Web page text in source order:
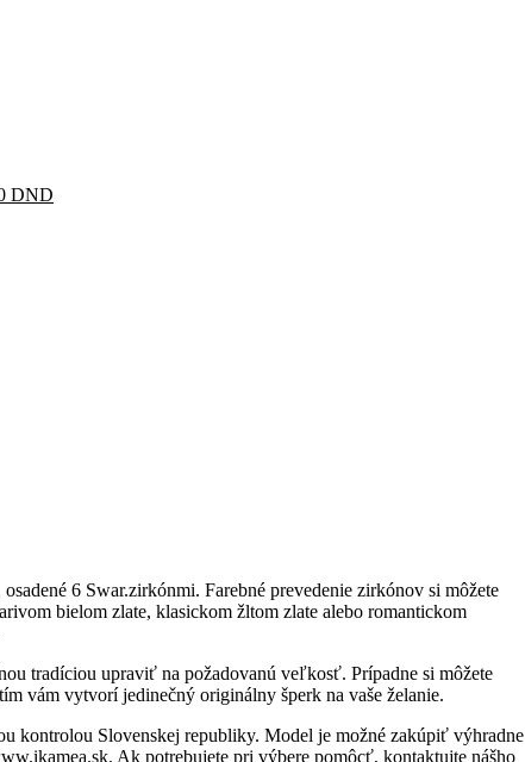
DND
6 Swar.zirkónmi. Farebné prevedenie zirkónov si môžete
bielom zlate, klasickom žltom zlate alebo romantickom
tradíciou upraviť na požadovanú veľkosť. Prípadne si môžete
vám vytvorí jedinečný originálny šperk na vaše želanie.
kontrolou Slovenskej republiky. Model je možné zakúpiť výhradne
Ak potrebujete pri výbere pomôcť, kontaktujte nášho